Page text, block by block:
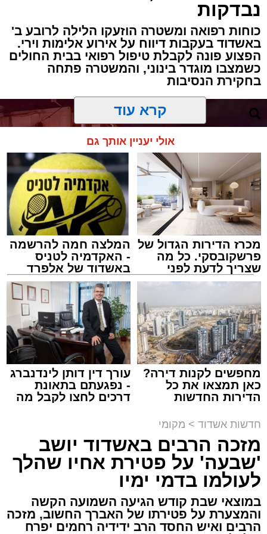
נבדקות
כוחות רפואה ומשטרה הוזעקו הלילה לרובע ב'
באשדוד בעקבות דיווח על אירוע אלימות וירי.
הפצוע פונה לקבלת טיפול רפואי בבית החולים
כשמצבו מוגדר בינוני, והמשטרה פתחה
בחקירת הנסיבות
צילום: שמחה חסיד הצלה דרום
מערכת האתר / 00:47 09.08.26
תגים:אשדוד , ירי
אירוע ירי חמור התרחש לפני שעה קלה ברובע ב'
באשדוד, כתוצאה ממנו נפצע גבר כבן 30 באורח
בינוני.
כוחות ההצלה ומד"א יחד עם מתנדבי "הצלה
קרא עוד
אולי יעניין אותך גם
מכרז הדירות הגדול של
פרשקובסקי. כל מה
שצריך לדעת לפני
שמגישים הצעה לדירה
המלצה חמה להרשמה
- האקדמיה לטניס
באשדוד של אלפרד
קריאולנסקי - לילדים
מחפשים לקנות דירה?
כאן תמצאו את כל
הדירות החדשות
עורך דין דותן לינדנברג
- נפגעתם בתאונת
דרכים לחצו לקבל מה
חדשות אשדוד > מקומי
מזכה הרבים באשדוד יושב
'שבעה' על פטירת אחיו שהלך
לעולמו בדמי ימיו
במוצאי שבת קודש הגיעה השמועה הקשה
והמצערת על פטירתו של האברך החשוב, מזכה
הרבים ואיש החסד הרב ידידיה רחמים יפרח